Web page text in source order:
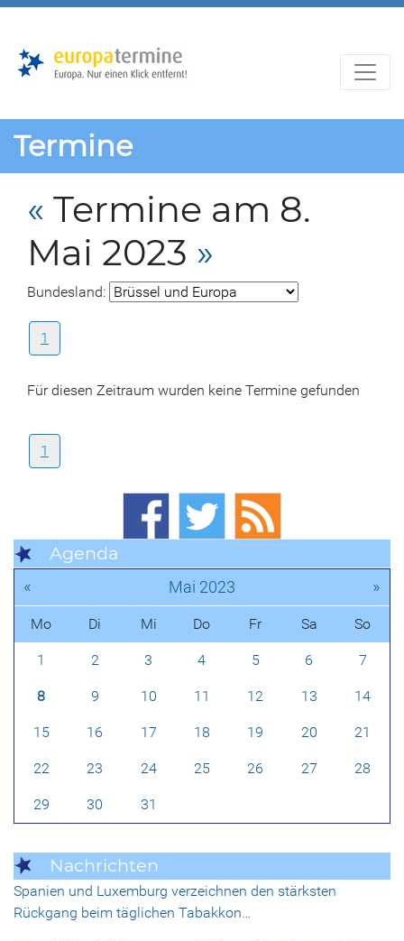
Termine
« Termine am 8.
Mai 2023 »
Bundesland:
1
Für diesen Zeitraum wurden keine Termine gefunden
1
Agenda
« Mai 2023 »
Mo Di Mi Do Fr Sa So
1 2 3 4 5 6 7
8 9 10 11 12 13 14
15 16 17 18 19 20 21
22 23 24 25 26 27 28
29 30 31
Nachrichten
Spanien und Luxemburg verzeichnen den stärksten
Rückgang beim täglichen Tabakkon…